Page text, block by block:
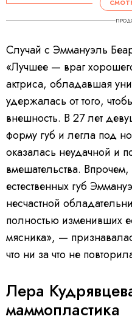
Случай с Эммануэль
«Лучшее — враг
актриса, обладавшая
удержалась от того,
внешность. В 27 лет
форму губ и легла под
оказалась неудачной и
вмешательства.
естественных губ
несчастной
полностью изменивших
мясника», —
что ни за что не
Лера
маммопластика